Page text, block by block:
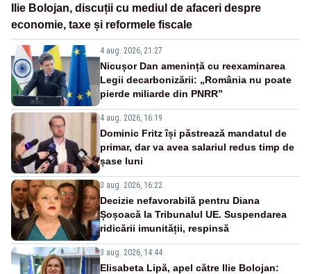
Ilie Bolojan, discuții cu mediul de afaceri despre
economie, taxe și reformele fiscale
4 aug. 2026, 21:27
Nicușor Dan amenință cu reexaminarea
Legii decarbonizării: „România nu poate
pierde miliarde din PNRR”
4 aug. 2026, 16:19
Dominic Fritz își păstrează mandatul de
primar, dar va avea salariul redus timp de
șase luni
3 aug. 2026, 16:22
Decizie nefavorabilă pentru Diana
Șoșoacă la Tribunalul UE. Suspendarea
ridicării imunității, respinsă
3 aug. 2026, 14:44
Elisabeta Lipă, apel către Ilie Bolojan: